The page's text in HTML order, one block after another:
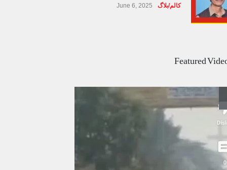
کالم/بلاگ June 6, 2025
بیٹیاں
پسند کی شادیوں کا بڑھتا ہوا رجحان اور راولپنڈی
کی یوسیز میں اندارج پر پابندی ایک نیا تنازعہ
کالم/بلاگ October 14, 2025
Featured